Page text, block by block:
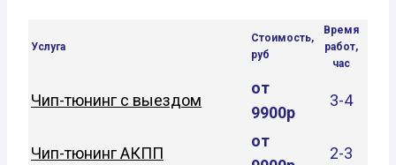
Услуга
Стоимость,
руб
Время
работ,
час
Чип-тюнинг с выездом
от
9900р
3-4
Чип-тюнинг АКПП
от
2-3